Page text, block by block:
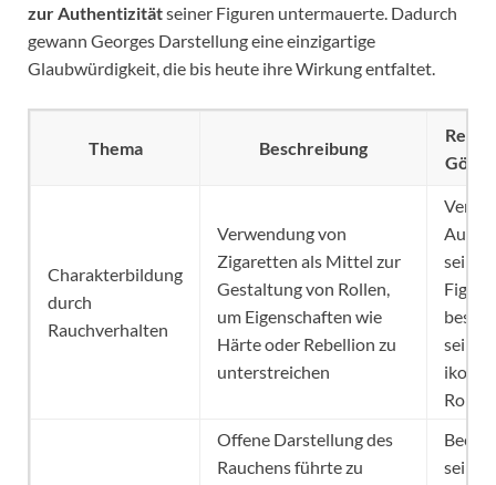
zur Authentizitätseiner Figuren untermauerte. Dadurch
gewann Georges Darstellung eine einzigartige
Glaubwürdigkeit, die bis heute ihre Wirkung entfaltet.
Thema Beschreibung
Götz
Charakterbildung
durch
Rauchverhalten
Verwendung von
Zigaretten als Mittel zur
Gestaltung von Rollen,
um Eigenschaften wie
Härte oder Rebellion zu
unterstreichen
seiner
seinen
Rollen
Offene Darstellung des
Rauchens führte zu
sein